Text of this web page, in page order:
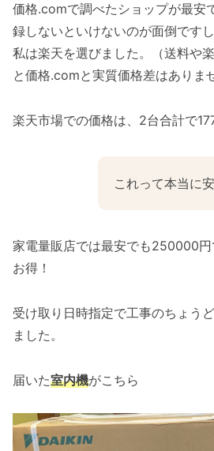
価格.comで調べたショップが最安
録しないといけないのが面倒です
私は楽天を選びました。（送料や
と価格.comと実質価格差はありま
楽天市場での価格は、2台合計で
これって本当に
家電量販店では最安でも250000
お得！
受け取り日時指定で工事のちょう
ました。
届いた室内機がこちら